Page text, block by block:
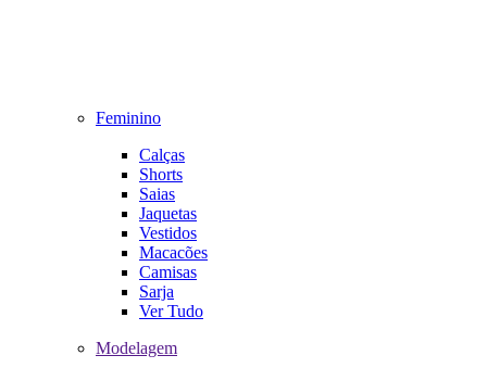
Feminino
Calças
Shorts
Saias
Jaquetas
Vestidos
Macacões
Camisas
Sarja
Ver Tudo
Modelagem